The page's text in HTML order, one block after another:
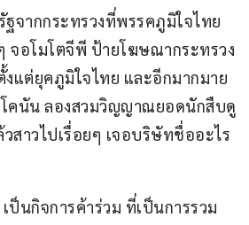
ฐจากกระทรวงที่พรรคภูมิใจไทย
จอโมโตจีพี ป้ายโฆษณากระทรวง
งแต่ยุคภูมิใจไทย และอีกมากมาย
คนัน ลองสวมวิญญาณยอดนักสืบดู
วสาวไปเรื่อยๆ เจอบริษัทชื่ออะไร
นกิจการค้าร่วม ที่เป็นการรวม